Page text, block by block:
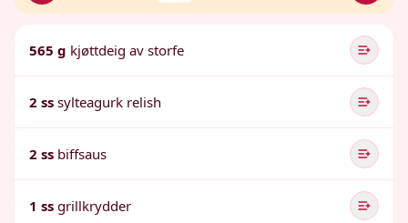
565 g kjøttdeig av storfe
2 ss sylteagurk relish
2 ss biffsaus
1 ss grillkrydder